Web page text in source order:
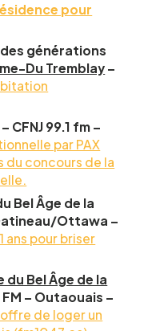
pour
générations
Du Tremblay –
CFNJ 99.1 fm –
par PAX
du concours de la
Bel Âge de la
Ottawa –
ans pour briser
du Bel Âge de la
– Outaouais –
de loger un